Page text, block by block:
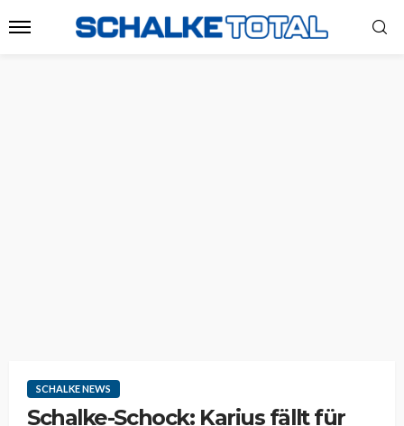
SCHALKE NEWS
Schalke-Schock: Karius fällt für